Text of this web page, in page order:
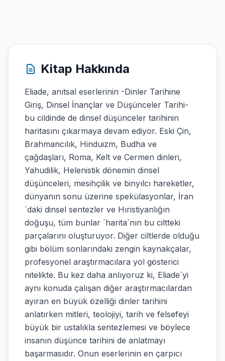
Kitap Hakkında
Eliade, anıtsal eserlerinin -Dinler Tarihine
Giriş, Dinsel İnançlar ve Düşünceler Tarihi-
bu cildinde de dinsel düşünceler tarihinin
haritasını çıkarmaya devam ediyor. Eski Çin,
Brahmancılık, Hinduizm, Budha ve
çağdaşları, Roma, Kelt ve Cermen dinleri,
Yahudilik, Helenistik dönemin dinsel
düşünceleri, mesihçilik ve binyılcı hareketler,
dünyanın sonu üzerine spekülasyonlar, İran
´daki dinsel sentezler ve Hıristiyanlığın
doğuşu, tüm bunlar ´harita´nın bu ciltteki
parçalarını oluşturuyor. Diğer ciltlerde olduğu
gibi bölüm sonlarındaki zengin kaynakçalar,
profesyonel araştırmacılara yol gösterici
nitelikte. Bu kez daha anlıyoruz ki, Eliade´yi
aynı konuda çalışan diğer araştırmacılardan
ayıran en büyük özelliği dinler tarihini
anlatırken mitleri, teolojiyi, tarih ve felsefeyi
büyük bir ustalıkla sentezlemesi ve böylece
insanın düşünce tarihini de anlatmayı
başarmasıdır. Onun eserlerinin en çarpıcı